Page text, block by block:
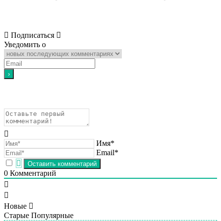
Подписаться
Уведомить о
Имя*
Email*
0 Комментарий
Новые
Старые Популярные